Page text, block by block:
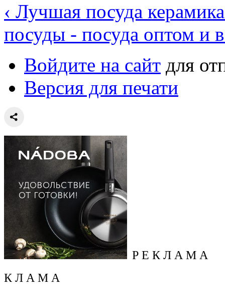
‹ Лучшая посуда
посуды - посуда оптом и
Войдите на сайт для
Версия для печати
Р Е К Л А М А
К Л А М А